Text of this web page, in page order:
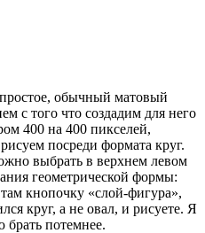
простое, обычный матовый
с того что создадим для него
400 на 400 пикселей,
посреди формата круг.
выбрать в верхнем левом
геометрической формы:
кнопочку «слой-фигура»,
круг, а не овал, и рисуете. Я
брать потемнее.